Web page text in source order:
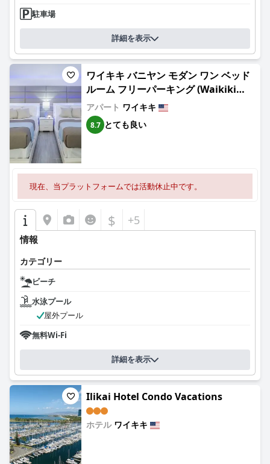
駐車場
詳細を表示
ワイキキ バニヤン モダン ワン ベッド
ルーム フリーパーキング (Waikiki
Banyan Modern One Bedroom Free
Parking)
アパート ワイキキ
8.7 とても良い
現在、当プラットフォームでは活動休止中です。
$ +5
情報
カテゴリー
ビーチ
水泳プール
屋外プール
無料Wi-Fi
詳細を表示
Ilikai Hotel Condo Vacations
ホテル ワイキキ